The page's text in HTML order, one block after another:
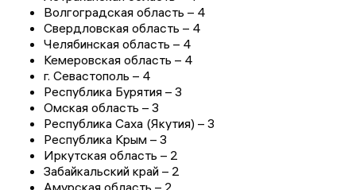
Волгоградская область – 4
Свердловская область – 4
Челябинская область – 4
Кемеровская область – 4
г. Севастополь – 4
Республика Бурятия – 3
Омская область – 3
Республика Саха (Якутия) – 3
Республика Крым – 3
Иркутская область – 2
Забайкальский край – 2